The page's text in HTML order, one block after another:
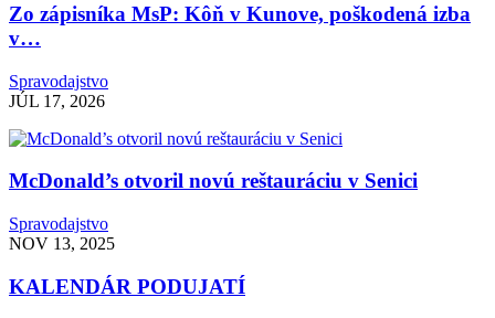
Zo zápisníka MsP: Kôň v Kunove, poškodená izba
v…
Spravodajstvo
JÚL 17, 2026
McDonald’s otvoril novú reštauráciu v Senici
Spravodajstvo
NOV 13, 2025
KALENDÁR PODUJATÍ